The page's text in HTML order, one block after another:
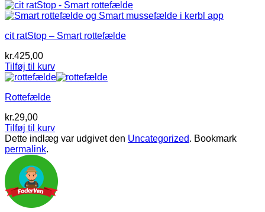
cit ratStop – Smart rottefælde
kr.425,00
Tilføj til kurv
Rottefælde
kr.29,00
Tilføj til kurv
Dette indlæg var udgivet den Uncategorized. Bookmark
permalink.